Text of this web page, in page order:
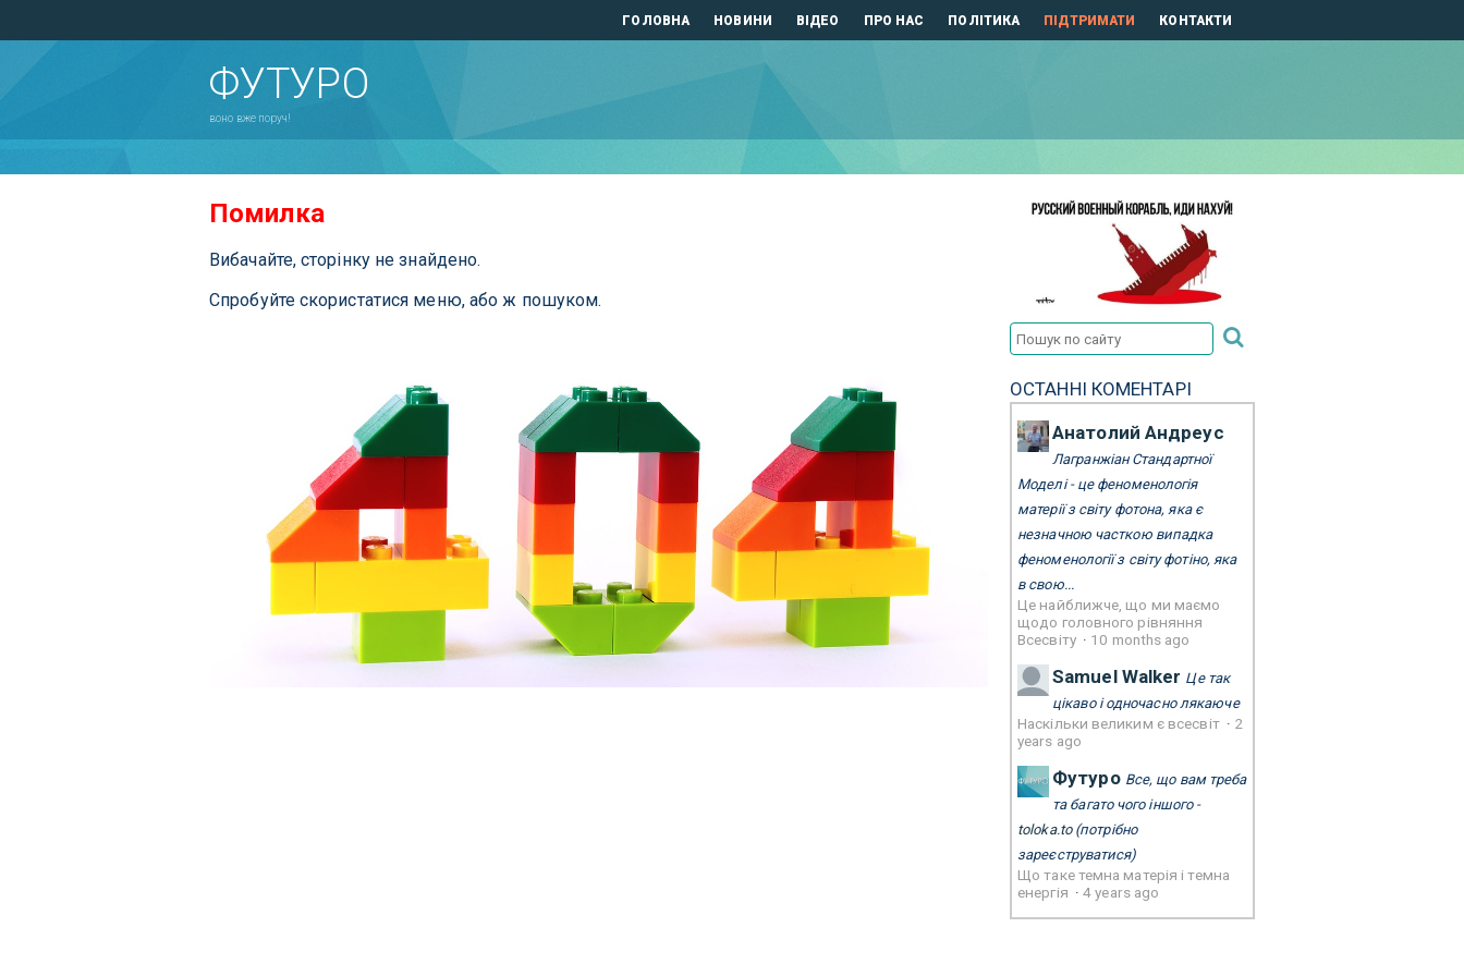
ГОЛОВНА НОВИНИ ВІДЕО ПРО НАС ПОЛІТИКА ПІДТРИМАТИ КОНТАКТИ
ФУТУРО
воно вже поруч!
Помилка
Вибачайте, сторінку не знайдено.
Спробуйте скористатися меню, або ж пошуком.
ОСТАННІ КОМЕНТАРІ
Анатолий Андреус
Лагранжіан Стандартної
Моделі - це феноменологія
матерії з світу фотона, яка є
незначною часткою випадка
феноменології з світу фотіно, яка
в свою...
Це найближче, що ми маємо
щодо головного рівняння
Всесвіту · 10 months ago
Samuel Walker Це так
цікаво і одночасно лякаюче
Наскільки великим є всесвіт · 2
years ago
Футуро Все, що вам треба
та багато чого іншого -
toloka.to(потрібно
зареєструватися)
Що таке темна матерія і темна
енергія ·4 years ago